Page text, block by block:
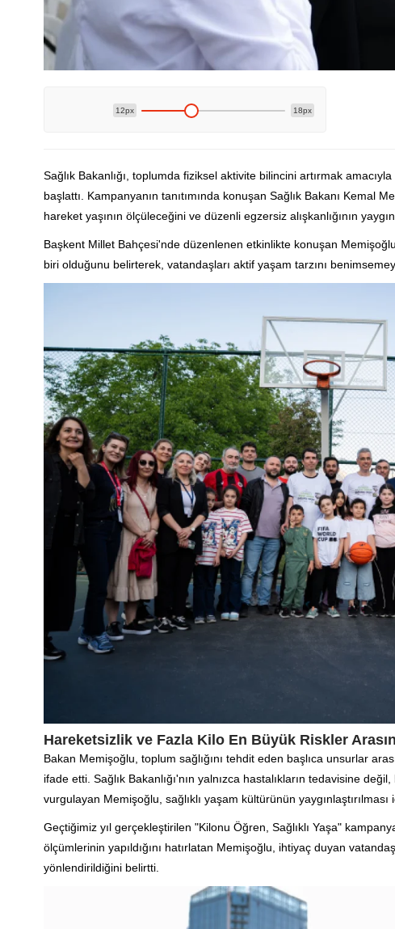
12px 18px
Sağlık Bakanlığı, toplumda fiziksel aktivite bilincini artırmak
başlattı. Kampanyanın tanıtımında konuşan Sağlık Bakanı Kemal
hareket yaşının ölçüleceğini ve düzenli egzersiz alışkanlığının
Başkent Millet Bahçesi'nde düzenlenen etkinlikte konuşan
biri olduğunu belirterek, vatandaşları aktif yaşam tarzını
Hareketsizlik ve Fazla Kilo En Büyük Riskler
Bakan Memişoğlu, toplum sağlığını tehdit eden başlıca unsurlar
ifade etti. Sağlık Bakanlığı'nın yalnızca hastalıkların tedavisine
vurgulayan Memişoğlu, sağlıklı yaşam kültürünün
Geçtiğimiz yıl gerçekleştirilen "Kilonu Öğren, Sağlıklı Yaşa"
ölçümlerinin yapıldığını hatırlatan Memişoğlu, ihtiyaç duyan
yönlendirildiğini belirtti.